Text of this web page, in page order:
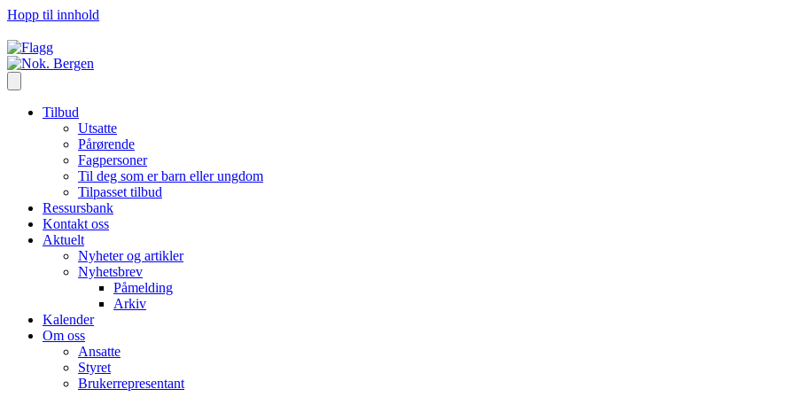
Hopp til innhold
Tilbud
Utsatte
Pårørende
Fagpersoner
Til deg som er barn eller ungdom
Tilpasset tilbud
Ressursbank
Kontakt oss
Aktuelt
Nyheter og artikler
Nyhetsbrev
Påmelding
Arkiv
Kalender
Om oss
Ansatte
Styret
Brukerrepresentant